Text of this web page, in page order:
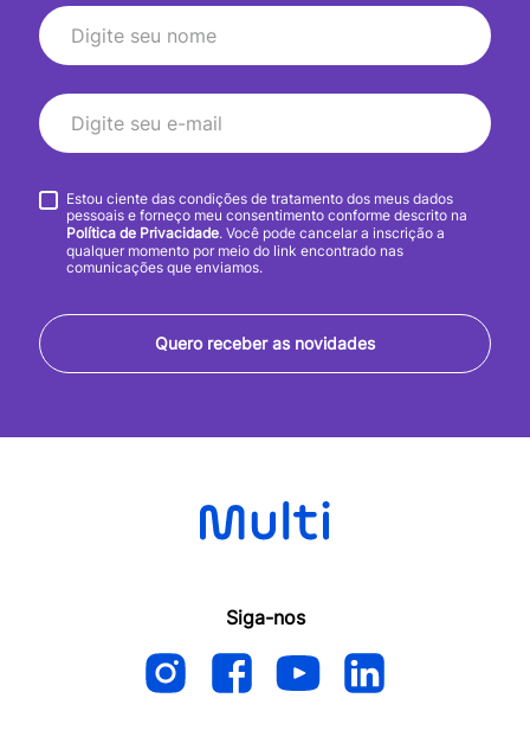
Quero receber as novidades
Estou ciente das condições de tratamento dos meus dados
pessoais e forneço meu consentimento conforme descrito na
Política de Privacidade. Você pode cancelar a inscrição a
qualquer momento por meio do link encontrado nas
comunicações que enviamos.
Siga-nos